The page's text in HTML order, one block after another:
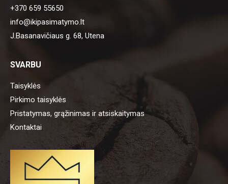
+370 659 55650
info@ikipasimatymo.lt
J.Basanavičiaus g. 68, Utena
SVARBU
Taisyklės
Pirkimo taisyklės
Pristatymas, grąžinimas ir atsiskaitymas
Kontaktai